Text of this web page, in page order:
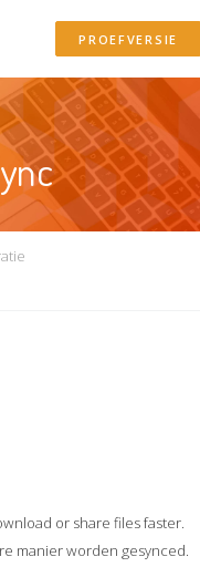
PROEFVERSIE
or share files faster.
manier worden gesynced.